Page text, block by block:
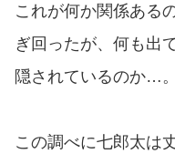
これが何か関係ある
ぎ回ったが、何も出
隠されているのか…。
この調べに七郎太は